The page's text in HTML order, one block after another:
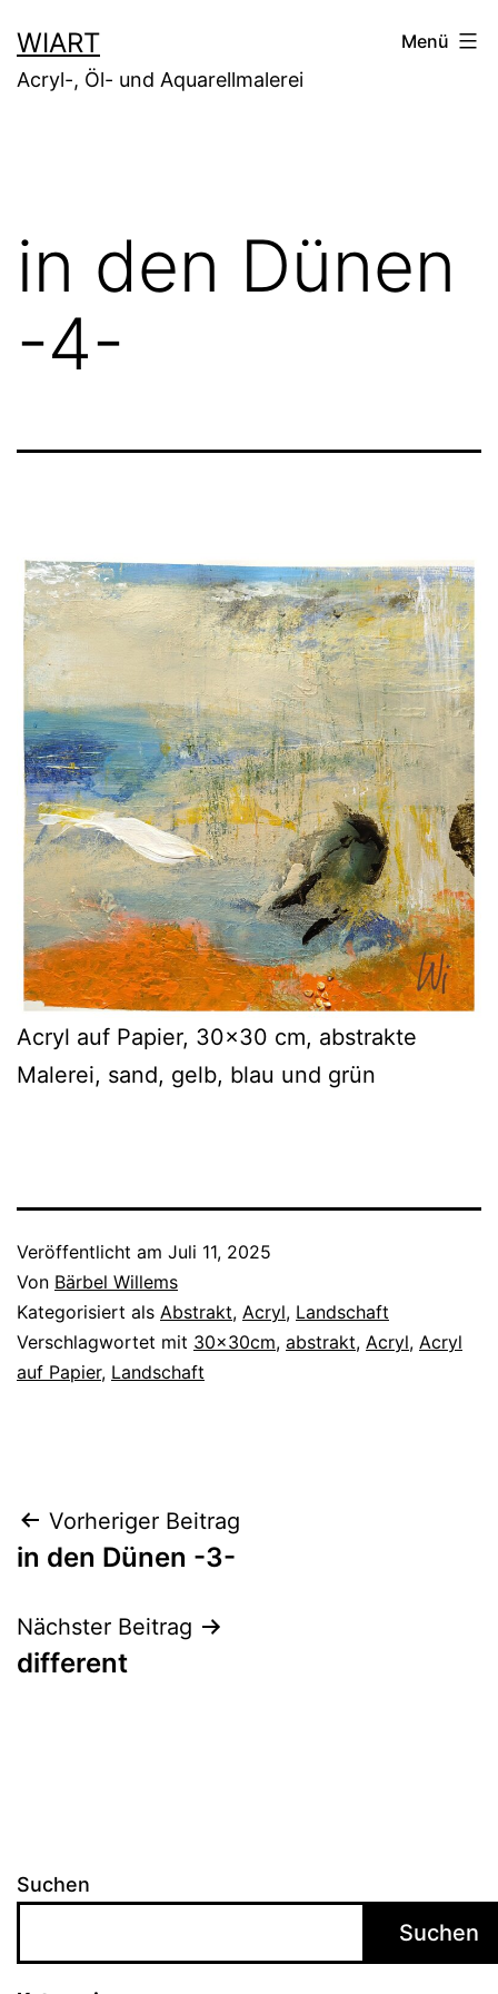
Inhalt
springen
WIART
Acryl-, Öl- und Aquarellmalerei
Menü
in den Dünen
-4-
Acryl auf Papier, 30×30 cm, abstrakte
Malerei, sand, gelb, blau und grün
Veröffentlicht am Juli 11, 2025
Von Bärbel Willems
Kategorisiert als Abstrakt, Acryl, Landschaft
Verschlagwortet mit 30x30cm, abstrakt, Acryl, Acryl
auf Papier, Landschaft
Beitragsnavigation
Vorheriger Beitrag
in den Dünen -3-
Nächster Beitrag
different
Suchen
Suchen